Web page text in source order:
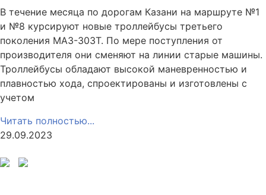
В течение месяца по дорогам Казани на маршруте №1
и №8 курсируют новые троллейбусы третьего
поколения МАЗ-303Т. По мере поступления от
производителя они сменяют на линии старые машины.
Троллейбусы обладают высокой маневренностью и
плавностью хода, спроектированы и изготовлены с
учетом
Читать полностью...
29.09.2023